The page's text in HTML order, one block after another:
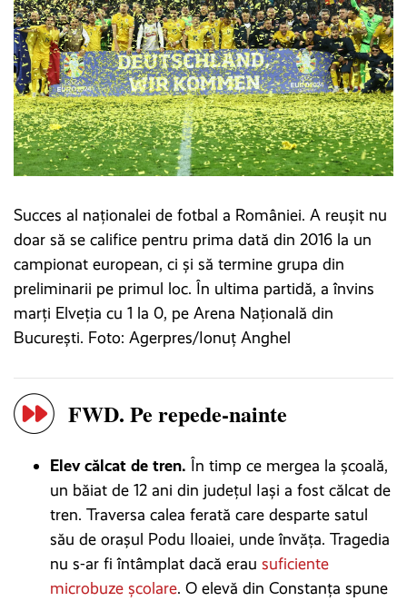
Succes al naționalei de fotbal a României. A reușit nu
doar să se califice pentru prima dată din 2016 la un
campionat european, ci și să termine grupa din
preliminarii pe primul loc. În ultima partidă, a învins
marți Elveția cu 1 la 0, pe Arena Națională din
București. Foto: Agerpres/Ionuț Anghel
FWD. Pe repede-nainte
Elev călcat de tren. În timp ce mergea la școală,
un băiat de 12 ani din județul Iași a fost călcat de
tren. Traversa calea ferată care desparte satul
său de orașul Podu Iloaiei, unde învăța. Tragedia
nu s-ar fi întâmplat dacă erau suficiente
microbuze școlare. O elevă din Constanța spune